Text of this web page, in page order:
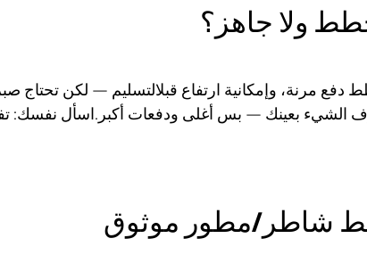
مرنة، وإمكانية ارتفاع قبلالتسليم — لكن تحتاج
الشيء بعينك — بس أغلى ودفعات أكبر.اسأل نفسك: